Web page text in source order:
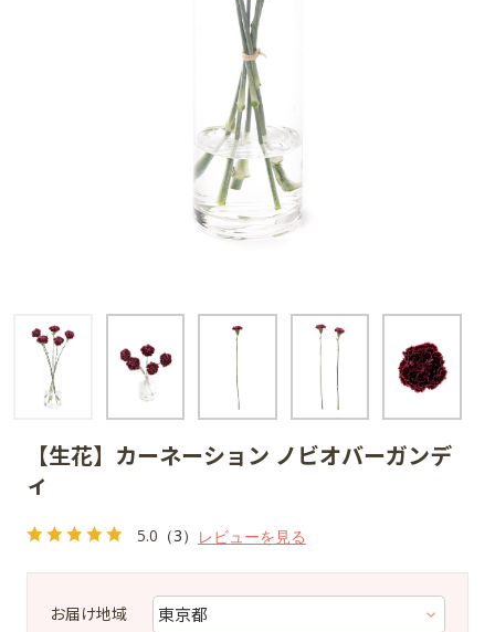
【生花】カーネーション ノビオバーガンデ
ィ
お届け地域
5.0 （3） レビューを見る